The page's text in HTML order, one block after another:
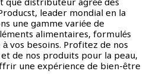
que distributeur agréé des
leader mondial en la
une gamme variée de
alimentaires, formulés
vos besoins. Profitez de nos
de nos produits pour la peau,
une expérience de bien-être